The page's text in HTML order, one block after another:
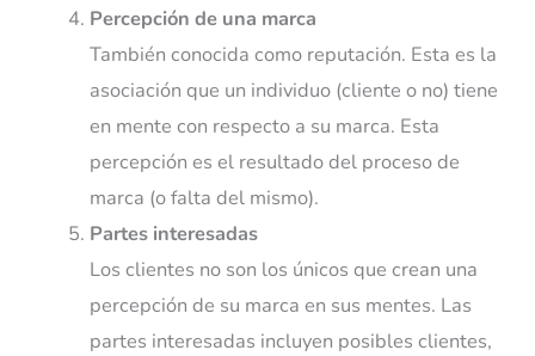
Percepción de una marca
También conocida como reputación. Esta es la
asociación que un individuo (cliente o no) tiene
en mente con respecto a su marca. Esta
percepción es el resultado del proceso de
marca (o falta del mismo).
Partes interesadas
Los clientes no son los únicos que crean una
percepción de su marca en sus mentes. Las
partes interesadas incluyen posibles clientes,